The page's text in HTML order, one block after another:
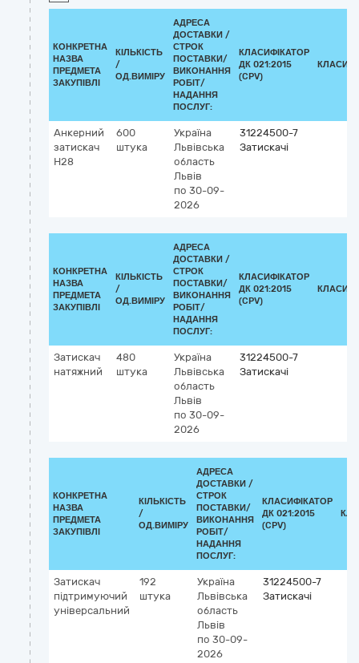
КОНКРЕТНА
НАЗВА
ПРЕДМЕТА
ЗАКУПІВЛІ
КІЛЬКІСТЬ
/
ОД.ВИМІРУ
АДРЕСА
ДОСТАВКИ /
СТРОК
ПОСТАВКИ/
ВИКОНАННЯ
РОБІТ/
НАДАННЯ
ПОСЛУГ:
КЛАСИФІКАТОР
ДК 021:2015
(CPV)
Анкерний
затискач
Н28
600
штука
Україна
Львівська
область
Львів
по 30-09-
2026
31224500-7
Затискачі
КОНКРЕТНА
НАЗВА
ПРЕДМЕТА
ЗАКУПІВЛІ
КІЛЬКІСТЬ
/
ОД.ВИМІРУ
АДРЕСА
ДОСТАВКИ /
СТРОК
ПОСТАВКИ/
ВИКОНАННЯ
РОБІТ/
НАДАННЯ
ПОСЛУГ:
КЛАСИФІКАТОР
ДК 021:2015
(CPV)
Затискач
натяжний
480
штука
Україна
Львівська
область
Львів
по 30-09-
2026
31224500-7
Затискачі
КОНКРЕТНА
НАЗВА
ПРЕДМЕТА
ЗАКУПІВЛІ
КІЛЬКІСТЬ
/
ОД.ВИМІРУ
АДРЕСА
ДОСТАВКИ /
СТРОК
ПОСТАВКИ/
ВИКОНАННЯ
РОБІТ/
НАДАННЯ
ПОСЛУГ:
КЛАСИФІКАТОР
ДК 021:2015
(CPV)
Затискач
підтримуючий
універсальний
192
штука
Україна
Львівська
область
Львів
по 30-09-
2026
31224500-7
Затискачі